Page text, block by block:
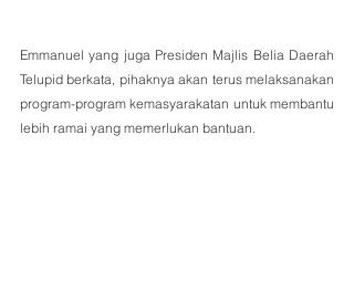
Emmanuel yang juga Presiden Majlis Belia Daerah
Telupid berkata, pihaknya akan terus melaksanakan
program-program kemasyarakatan untuk membantu
lebih ramai yang memerlukan bantuan.